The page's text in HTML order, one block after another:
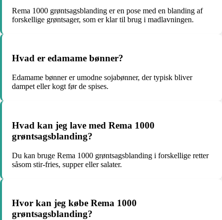
Rema 1000 grøntsagsblanding er en pose med en blanding af
forskellige grøntsager, som er klar til brug i madlavningen.
Hvad er edamame bønner?
Edamame bønner er umodne sojabønner, der typisk bliver
dampet eller kogt før de spises.
Hvad kan jeg lave med Rema 1000
grøntsagsblanding?
Du kan bruge Rema 1000 grøntsagsblanding i forskellige retter
såsom stir-fries, supper eller salater.
Hvor kan jeg købe Rema 1000
grøntsagsblanding?